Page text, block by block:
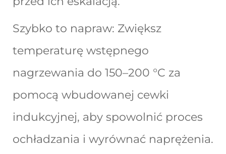
Szybko to napraw: Zwiększ
temperaturę wstępnego
nagrzewania do 150–200 °C za
pomocą wbudowanej cewki
indukcyjnej, aby spowolnić proces
ochładzania i wyrównać naprężenia.